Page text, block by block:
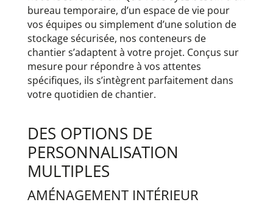
bureau temporaire, d’un espace de vie pour
vos équipes ou simplement d’une solution de
stockage sécurisée, nos conteneurs de
chantier s’adaptent à votre projet. Conçus sur
mesure pour répondre à vos attentes
spécifiques, ils s’intègrent parfaitement dans
votre quotidien de chantier.
DES OPTIONS DE
PERSONNALISATION
MULTIPLES
AMÉNAGEMENT INTÉRIEUR